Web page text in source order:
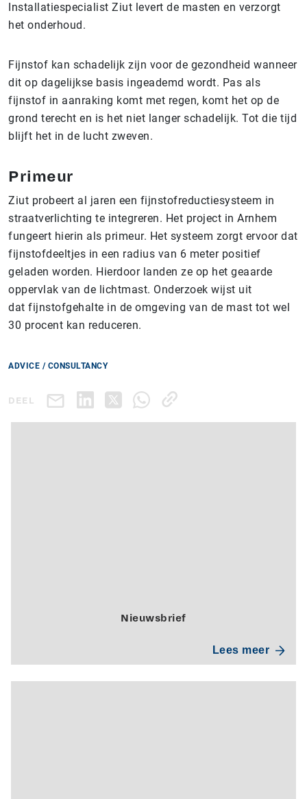
Installatiespecialist Ziut levert de masten en verzorgt
het onderhoud.
Fijnstof kan schadelijk zijn voor de gezondheid wanneer
dit op dagelijkse basis ingeademd wordt. Pas als
fijnstof in aanraking komt met regen, komt het op de
grond terecht en is het niet langer schadelijk. Tot die tijd
blijft het in de lucht zweven.
Primeur
Ziut probeert al jaren een fijnstofreductiesysteem in
straatverlichting te integreren. Het project in Arnhem
fungeert hierin als primeur. Het systeem zorgt ervoor dat
fijnstofdeeltjes in een radius van 6 meter positief
geladen worden. Hierdoor landen ze op het geaarde
oppervlak van de lichtmast. Onderzoek wijst uit
dat fijnstofgehalte in de omgeving van de mast tot wel
30 procent kan reduceren.
ADVICE / CONSULTANCY
DEEL
Nieuwsbrief
Lees meer